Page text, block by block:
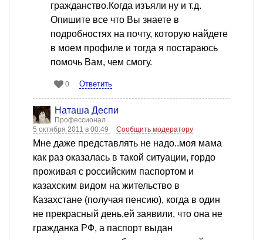
гражданство.Когда изъяли ну и т.д.
Опишите все что Вы знаете в
подробностях на почту, которую найдете
в моем профиле и тогда я постараюсь
помочь Вам, чем смогу.
0 Ответить
Наташа Деспи
Профессионал
5 октября 2011 в 00:49
Сообщить модератору
Мне даже представлять не надо..моя мама
как раз оказалась в такой ситуации, гордо
проживая с российским паспортом и
казахским видом на жительство в
Казахстане (получая пенсию), когда в один
не прекрасный день,ей заявили, что она не
гражданка РФ, а паспорт выдан